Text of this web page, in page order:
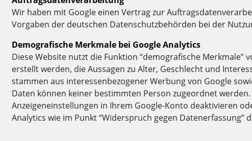
Wir haben mit Google einen Vertrag zur
Vorgaben der deutschen Datenschutzbehörden bei der
Demografische Merkmale bei Google Analytics
Diese Website nutzt die Funktion “demografische Merkmale”
erstellt werden, die Aussagen zu Alter, Geschlecht und
stammen aus interessenbezogener Werbung von Google
Daten können keiner bestimmten Person zugeordnet
Anzeigeneinstellungen in Ihrem Google-Konto deaktivieren
Analytics wie im Punkt “Widerspruch gegen Datenerfassung”